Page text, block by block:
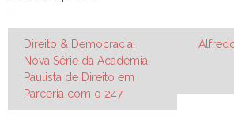
Navegação
de
Post
Direito & Democracia:
Nova Série da Academia
Paulista de Direito em
Parceria com o 247